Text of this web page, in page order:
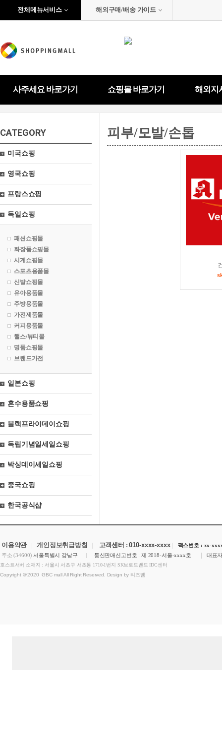
전체메뉴서비스 해외구매/배송 가이드
사주세요 바로가기 쇼핑몰 바로가기 해외지
CATEGORY
미국쇼핑
영국쇼핑
프랑스쇼핑
독일쇼핑
패션쇼핑몰
화장품쇼핑몰
시계쇼핑몰
스포츠용품몰
신발쇼핑몰
유아용품몰
주방용품몰
가전제품몰
커피용품몰
핼스/뷰티몰
명품쇼핑몰
브랜드가전
일본쇼핑
혼수용품쇼핑
블랙프라이데이쇼핑
독립기념일세일쇼핑
박싱데이세일쇼핑
중국쇼핑
한국공식샵
피부/모발/손톱
이용약관 |개인정보취급방침 | 고객센터 :010-xxxx-xxxx |
팩스번호 : xx-
주소:(34600) 서울특별시 강남구 | 통신판매신고번호 : 제 2018-서울-xxxx호 | 대표
호스트서버 소재지 : 서울시 서초구 서초동 1710-1번지 SK브로드밴드 IDC센터
Copyright ＠2020 GBC mall All Right Reserved. Design by 티즈엠